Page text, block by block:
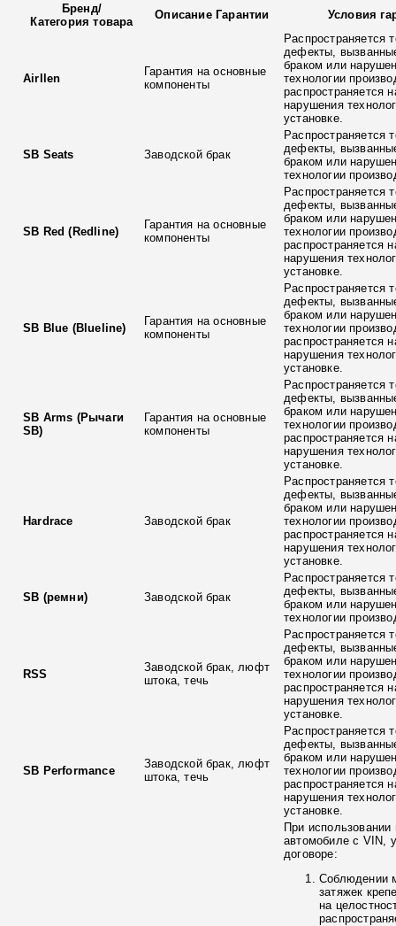
Бренд/
Категория товара
Описание Гарантии Условия
Airllen
Гарантия на основные
компоненты
Распространяется
дефекты,
браком или
технологии
распространяется
нарушения
установке.
SB Seats Заводской брак
Распространяется
дефекты,
браком или
технологии
SB Red (Redline)
Гарантия на основные
компоненты
Распространяется
дефекты,
браком или
технологии
распространяется
нарушения
установке.
SB Blue (Blueline)
Гарантия на основные
компоненты
Распространяется
дефекты,
браком или
технологии
распространяется
нарушения
установке.
SB Arms (Рычаги
SB)
Гарантия на основные
компоненты
Распространяется
дефекты,
браком или
технологии
распространяется
нарушения
установке.
Hardrace Заводской брак
Распространяется
дефекты,
браком или
технологии
распространяется
нарушения
установке.
SB (ремни) Заводской брак
Распространяется
дефекты,
браком или
технологии
RSS
Заводской брак, люфт
штока, течь
Распространяется
дефекты,
браком или
технологии
распространяется
нарушения
установке.
SB Performance
Заводской брак, люфт
штока, течь
Распространяется
дефекты,
браком или
технологии
распространяется
нарушения
установке.
При использовании
автомобиле с VIN,
договоре:
Соблюдении
затяжек
на